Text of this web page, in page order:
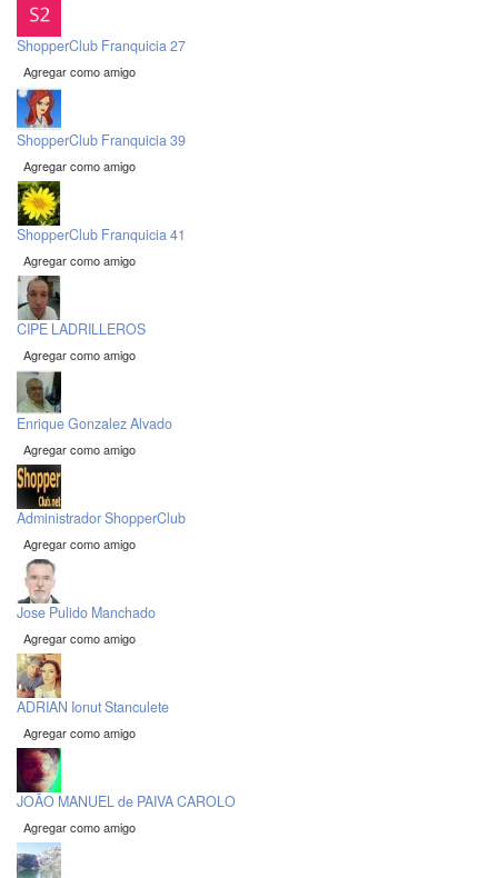
ShopperClub Franquicia 27
Agregar como amigo
ShopperClub Franquicia 39
Agregar como amigo
ShopperClub Franquicia 41
Agregar como amigo
CIPE LADRILLEROS
Agregar como amigo
Enrique Gonzalez Alvado
Agregar como amigo
Administrador ShopperClub
Agregar como amigo
Jose Pulido Manchado
Agregar como amigo
ADRIAN Ionut Stanculete
Agregar como amigo
JOÃO MANUEL de PAIVA CAROLO
Agregar como amigo